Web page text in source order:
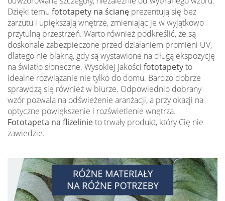
Dzięki temu fototapety na ścianę prezentują się bez
zarzutu i upiększają wnętrze, zmieniając je w wyjątkowo
przytulną przestrzeń. Warto również podkreślić, że są
doskonale zabezpieczone przed działaniem promieni UV,
dlatego nie blakną, gdy są wystawione na długą ekspozycję
na światło słoneczne. Wysokiej jakości fototapetyto
idealne rozwiązanie nie tylko do domu. Bardzo dobrze
sprawdzą się również w biurze. Odpowiednio dobrany
wzór pozwala na odświeżenie aranżacji, a przy okazji na
optyczne powiększenie i rozświetlenie wnętrza.
Fototapeta na flizelinieto trwały produkt, który Cię nie
zawiedzie.